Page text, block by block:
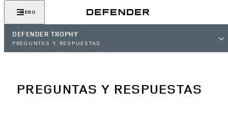
MENU
DEFENDER TROPHY
PREGUNTAS Y RESPUESTAS
PREGUNTAS Y RESPUESTAS